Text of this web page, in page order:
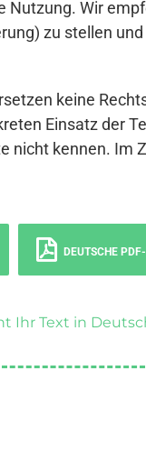
Wir
zu stellen
keine
Einsatz der
nicht kennen. Im
DEUTSCHE
Ihr Text in